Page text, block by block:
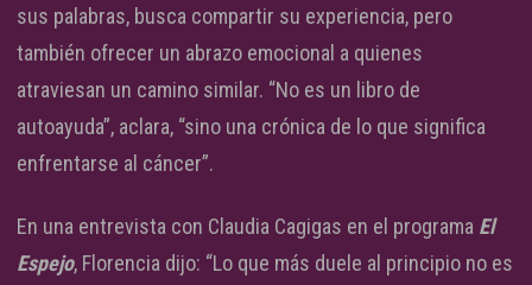
sus palabras, busca compartir su experiencia, pero
también ofrecer un abrazo emocional a quienes
atraviesan un camino similar. “No es un libro de
autoayuda”, aclara, “sino una crónica de lo que significa
enfrentarse al cáncer”.
En una entrevista con Claudia Cagigas en el programa El
Espejo, Florencia dijo: “Lo que más duele al principio no es